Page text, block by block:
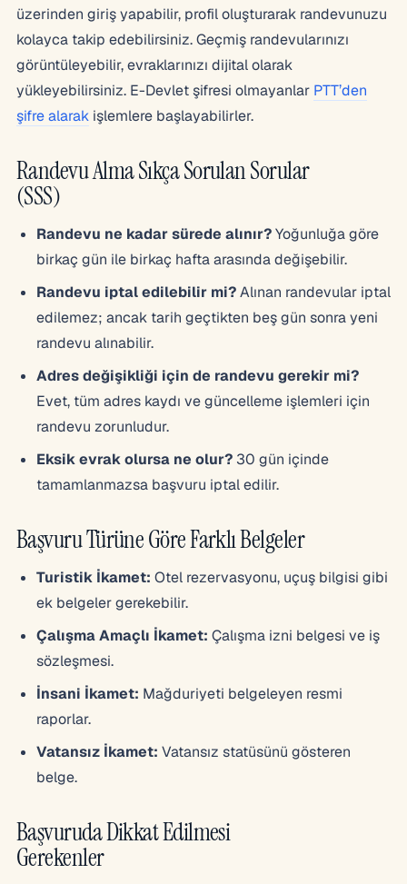
üzerinden giriş yapabilir, profil oluşturarak randevunuzu
kolayca takip edebilirsiniz. Geçmiş randevularınızı
görüntüleyebilir, evraklarınızı dijital olarak
yükleyebilirsiniz. E-Devlet şifresi olmayanlar PTT’den
şifre alarak işlemlere başlayabilirler.
Randevu Alma Sıkça Sorulan Sorular
(SSS)
Randevu ne kadar sürede alınır?Yoğunluğa göre
birkaç gün ile birkaç hafta arasında değişebilir.
Randevu iptal edilebilir mi?Alınan randevular iptal
edilemez; ancak tarih geçtikten beş gün sonra yeni
randevu alınabilir.
Adres değişikliği için de randevu gerekir mi?
Evet, tüm adres kaydı ve güncelleme işlemleri için
randevu zorunludur.
Eksik evrak olursa ne olur? 30 gün içinde
tamamlanmazsa başvuru iptal edilir.
Başvuru Türüne Göre Farklı Belgeler
Turistik İkamet: Otel rezervasyonu, uçuş bilgisi gibi
ek belgeler gerekebilir.
Çalışma Amaçlı İkamet: Çalışma izni belgesi ve iş
sözleşmesi.
İnsani İkamet: Mağduriyeti belgeleyen resmi
raporlar.
Vatansız İkamet: Vatansız statüsünü gösteren
belge.
Başvuruda Dikkat Edilmesi
Gerekenler